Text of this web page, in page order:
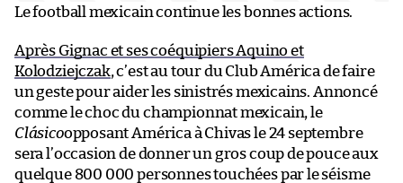
Le football mexicain continue les bonnes actions.
Après Gignac et ses coéquipiers Aquino et
Kolodziejczak, c’est au tour du Club América de faire
un geste pour aider les sinistrés mexicains. Annoncé
comme le choc du championnat mexicain, le
Clásicoopposant América à Chivas le 24 septembre
sera l’occasion de donner un gros coup de pouce aux
quelque 800 000 personnes touchées par le séisme